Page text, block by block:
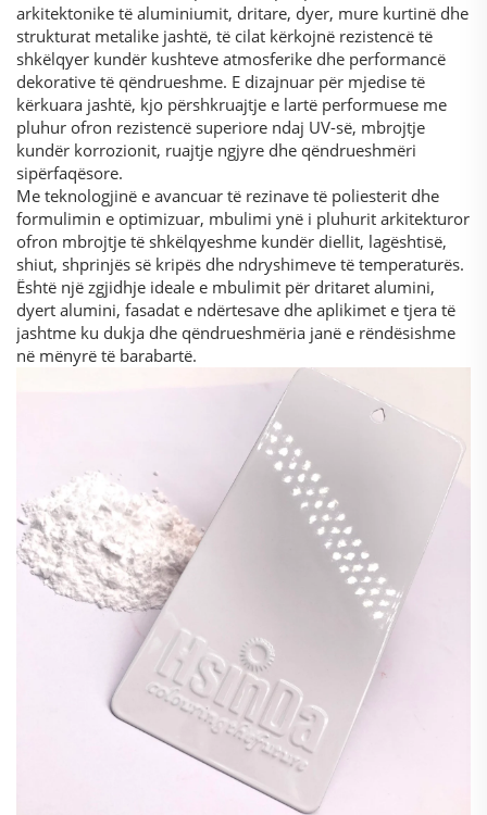
arkitektonike të aluminiumit, dritare, dyer, mure kurtinë dhe
strukturat metalike jashtë, të cilat kërkojnë rezistencë të
shkëlqyer kundër kushteve atmosferike dhe performancë
dekorative të qëndrueshme. E dizajnuar për mjedise të
kërkuara jashtë, kjo përshkruajtje e lartë performuese me
pluhur ofron rezistencë superiore ndaj UV-së, mbrojtje
kundër korrozionit, ruajtje ngjyre dhe qëndrueshmëri
sipërfaqësore.
Me teknologjinë e avancuar të rezinave të poliesterit dhe
formulimin e optimizuar, mbulimi ynë i pluhurit arkitekturor
ofron mbrojtje të shkëlqyeshme kundër diellit, lagështisë,
shiut, shprinjës së kripës dhe ndryshimeve të temperaturës.
Është një zgjidhje ideale e mbulimit për dritaret alumini,
dyert alumini, fasadat e ndërtesave dhe aplikimet e tjera të
jashtme ku dukja dhe qëndrueshmëria janë e rëndësishme
në mënyrë të barabartë.